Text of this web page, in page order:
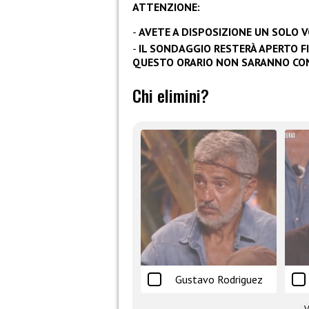
ATTENZIONE:
AVETE A DISPOSIZIONE UN SOLO
IL SONDAGGIO RESTERÀ APERTO
QUESTO ORARIO NON SARANNO
Chi elimini?
Gustavo Rodriguez